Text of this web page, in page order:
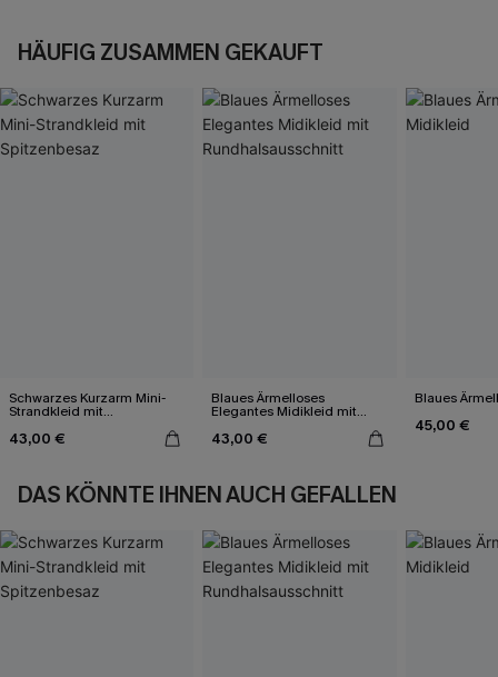
HÄUFIG ZUSAMMEN GEKAUFT
Schwarzes Kurzarm Mini-
Strandkleid mit
43,00 €
Blaues Ärmelloses
Elegantes Midikleid mit
43,00 €
Blaues
45,00 €
DAS KÖNNTE IHNEN AUCH GEFALLEN